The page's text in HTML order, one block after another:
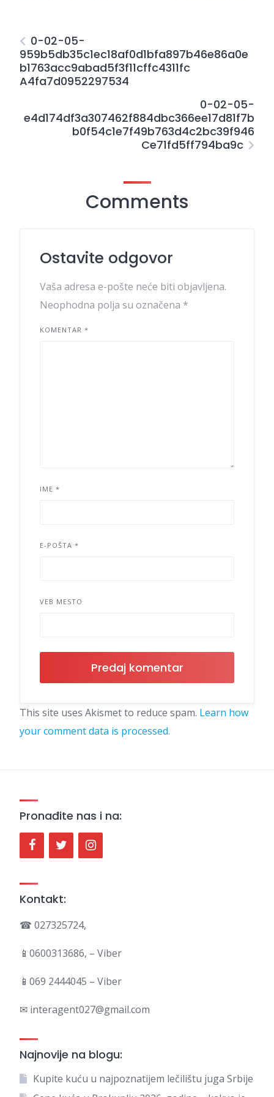
0-02-05-
959b5db35c1ec18af0d1bfa897b46e86a0e
b1763acc9abad5f3f11cffc4311fc
A4fa7d0952297534
0-02-05-
e4d174df3a307462f884dbc366ee17d81f7b
b0f54c1e7f49b763d4c2bc39f946
Ce71fd5ff794ba9c
Comments
Ostavite odgovor
Vaša adresa e-pošte neće biti objavljena.
Neophodna polja su označena *
KOMENTAR *
IME *
E-POŠTA *
VEB MESTO
This site uses Akismet to reduce spam. Learn how
your comment data is processed.
Pronađite nas i na:
Kontakt:
☎ 027325724,
📱0600313686, – Viber
📱069 2444045 – Viber
✉ interagent027@gmail.com
Najnovije na blogu:
Kupite kuću u najpoznatijem lečilištu juga Srbije